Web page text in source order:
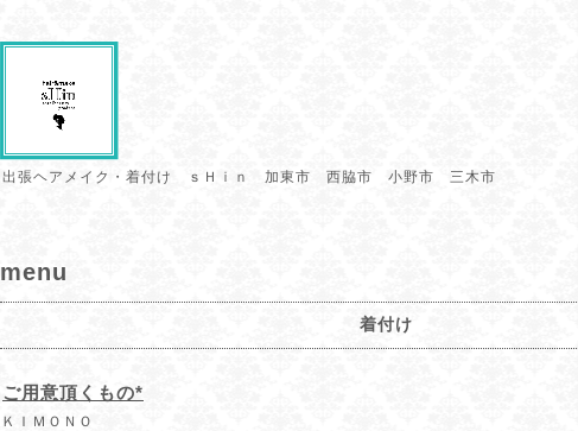
出張ヘアメイク・着付け ｓＨｉｎ 加東市 西脇市 小野市 三木市
menu
着付け
ご用意頂くもの*
ＫＩＭＯＮＯ